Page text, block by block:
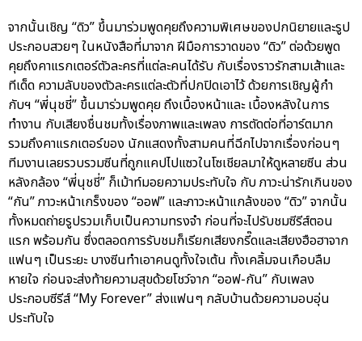
จากนั้นเชิญ “ดิว” ขึ้นมาร่วมพูดคุยถึงความพิเศษของปกนิยายและรูป
ประกอบสวยๆ ในหนังสือที่มาจาก ฝีมือการวาดของ “ดิว” ต่อด้วยพูด
คุยถึงคาแรกเตอร์ตัวละครที่แต่ละคนได้รับ กับเรื่องราวรักสามเส้าและ
ทีเด็ด ความลับของตัวละครแต่ละตัวที่ปกปิดเอาไว้ ด้วยการเชิญผู้กำ
กับฯ “พี่นุชชี่” ขึ้นมาร่วมพูดคุย ถึงเบื้องหน้าและ เบื้องหลังในการ
ทำงาน กับเสียงชื่นชมทั้งเรื่องภาพและเพลง การตัดต่อที่อาร์ตมาก
รวมถึงคาแรกเตอร์ของ นักแสดงทั้งสามคนที่ฉีกไปจากเรื่องก่อนๆ
ทีมงานเลยรวบรวมซีนที่ถูกแคปไปแซวในโซเชียลมาให้ดูหลายซีน ส่วน
หลังกล้อง “พี่นุชชี่” ก็เม้าท์มอยความประทับใจ กับ ภาวะน่ารักเกินของ
“กัน” ภาวะหน้าเกร็งของ “ออฟ” และภาวะหน้าแกล้งของ “ดิว” จากนั้น
ทั้งหมดถ่ายรูปรวมเก็บเป็นความทรงจำ ก่อนที่จะไปรับชมซีรีส์ตอน
แรก พร้อมกัน ซึ่งตลอดการรับชมก็เรียกเสียงกรี๊ดและเสียงฮือฮาจาก
แฟนๆ เป็นระยะ บางซีนทำเอาคนดูทั้งใจเต้น ทั้งเคลิ้มจนเกือบลืม
หายใจ ก่อนจะส่งท้ายความสุขด้วยโชว์จาก “ออฟ-กัน” กับเพลง
ประกอบซีรีส์ “My Forever” ส่งแฟนๆ กลับบ้านด้วยความอบอุ่น
ประทับใจ